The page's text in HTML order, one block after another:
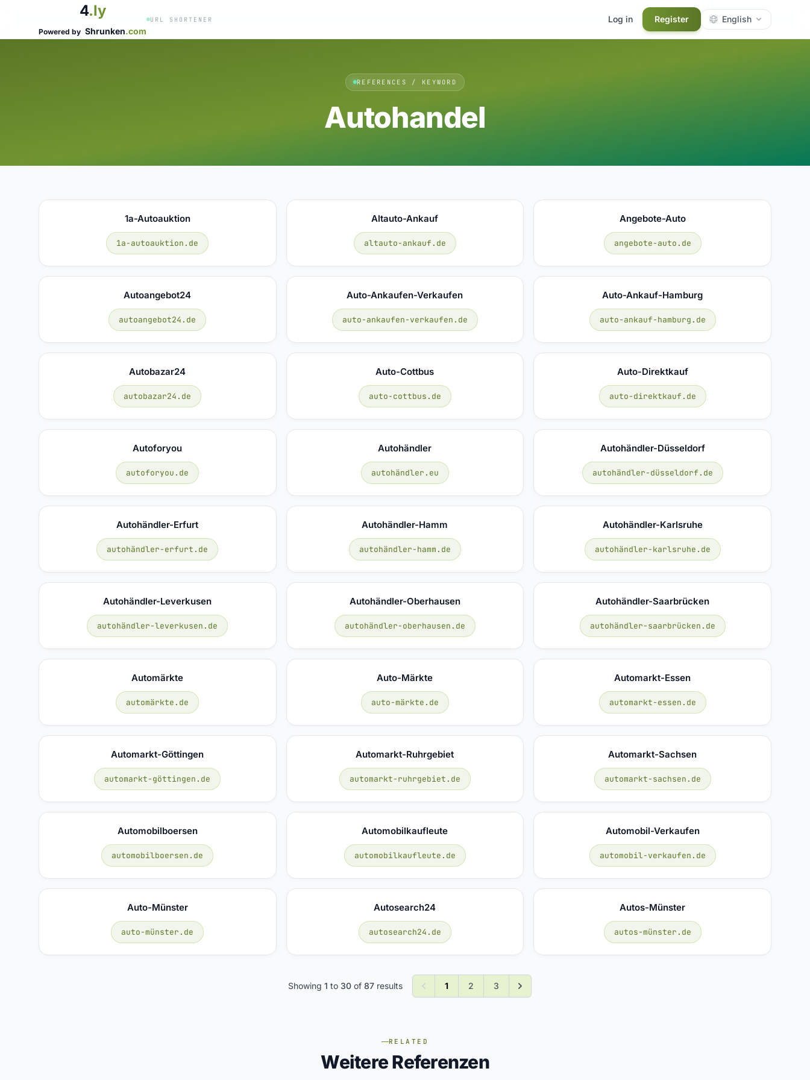
4.ly
Powered by Shrunken.com
URL SHORTENER Log in Register English
REFERENCES / KEYWORD
Autohandel
1a-Autoauktion
1a-autoauktion.de
Altauto-Ankauf
altauto-ankauf.de
Angebote-Auto
angebote-auto.de
Autoangebot24
autoangebot24.de
Auto-Ankaufen-Verkaufen
auto-ankaufen-verkaufen.de
Auto-Ankauf-Hamburg
auto-ankauf-hamburg.de
Autobazar24
autobazar24.de
Auto-Cottbus
auto-cottbus.de
Auto-Direktkauf
auto-direktkauf.de
Autoforyou
autoforyou.de
Autohändler
autohändler.eu
Autohändler-Düsseldorf
autohändler-düsseldorf.de
Autohändler-Erfurt
autohändler-erfurt.de
Autohändler-Hamm
autohändler-hamm.de
Autohändler-Karlsruhe
autohändler-karlsruhe.de
Autohändler-Leverkusen
autohändler-leverkusen.de
Autohändler-Oberhausen
autohändler-oberhausen.de
Autohändler-Saarbrücken
autohändler-saarbrücken.de
Automärkte
automärkte.de
Auto-Märkte
auto-märkte.de
Automarkt-Essen
automarkt-essen.de
Automarkt-Göttingen
automarkt-göttingen.de
Automarkt-Ruhrgebiet
automarkt-ruhrgebiet.de
Automarkt-Sachsen
automarkt-sachsen.de
Automobilboersen
automobilboersen.de
Automobilkaufleute
automobilkaufleute.de
Automobil-Verkaufen
automobil-verkaufen.de
Auto-Münster
auto-münster.de
Autosearch24
autosearch24.de
Autos-Münster
autos-münster.de
Showing 1 to 30 of 87 results 1 2 3
RELATED
Weitere Referenzen